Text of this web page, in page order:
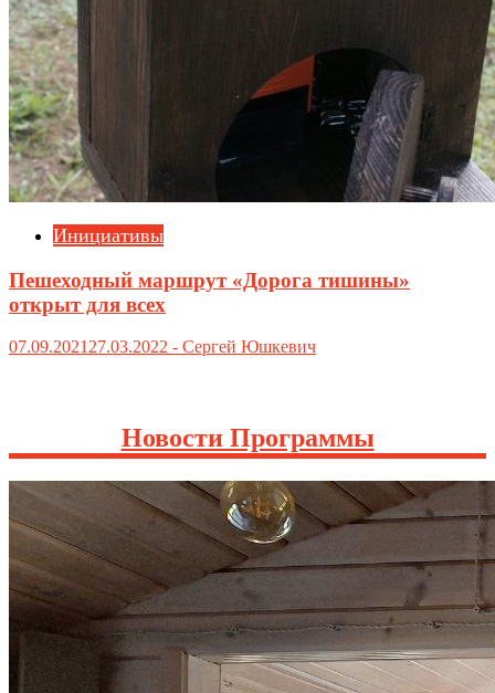
Инициативы
Пешеходный маршрут «Дорога тишины»
открыт для всех
07.09.2021 27.03.2022 - Сергей Юшкевич
Новости Программы